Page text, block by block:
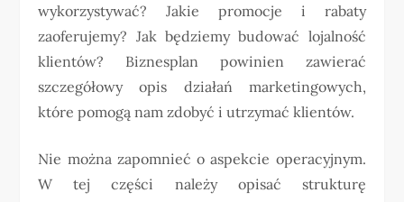
wykorzystywać? Jakie promocje i rabaty
zaoferujemy? Jak będziemy budować lojalność
klientów? Biznesplan powinien zawierać
szczegółowy opis działań marketingowych,
które pomogą nam zdobyć i utrzymać klientów.
Nie można zapomnieć o aspekcie operacyjnym.
W tej części należy opisać strukturę